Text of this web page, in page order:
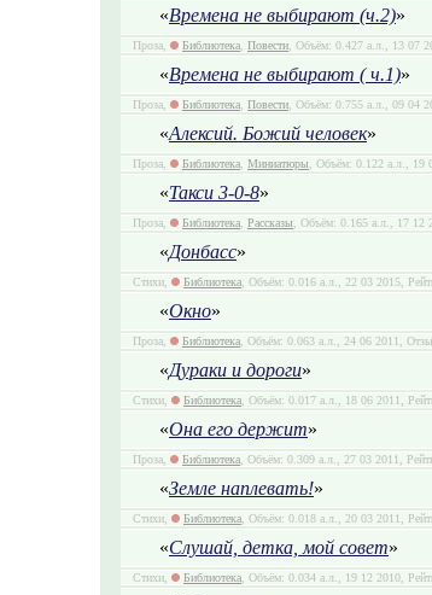
«Времена не выбирают (ч.2)»
Проза, Библиотека, Повести, Объём: 0.427 а.л., 13 07
«Времена не выбирают ( ч.1)»
Проза, Библиотека, Повести, Объём: 0.755 а.л., 09 04
«Алексий. Божий человек»
Проза, Библиотека, Миниатюры, Объём: 0.122 а.л., 19
«Такси 3-0-8»
Проза, Библиотека, Рассказы, Объём: 0.165 а.л., 17 12
«Донбасс»
Стихи, Библиотека, Объём: 0.016 а.л., 22 03 2015,
«Окно»
Проза, Библиотека, Объём: 0.063 а.л., 24 06 2011,
«Дураки и дороги»
Стихи, Библиотека, Объём: 0.017 а.л., 18 06 2011,
«Она его держит»
Проза, Библиотека, Объём: 0.309 а.л., 27 03 2011,
«Земле наплевать!»
Стихи, Библиотека, Объём: 0.018 а.л., 20 03 2011,
«Слушай, детка, мой совет»
Стихи, Библиотека, Объём: 0.034 а.л., 19 12 2010,